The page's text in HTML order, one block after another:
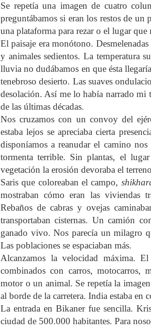
Se repetía una imagen de cuatro
preguntábamos si eran los restos de un
una plataforma para rezar o el lugar
El paisaje era monótono.
y animales sedientos. La temperatura
lluvia no dudábamos en que ésta
tenebroso desierto. Las suaves
desolación. Así me lo había narrado
de las últimas décadas.
Nos cruzamos con un convoy del
estaba lejos se apreciaba cierta
disponíamos a reanudar el camino
tormenta terrible. Sin plantas, el
vegetación la erosión devoraba el
Saris que coloreaban el campo,
mostraban cómo eran las viviendas
Rebaños de cabras y ovejas
transportaban cisternas. Un camión
ganado vivo. Nos parecía un milagro
Las poblaciones se espaciaban más.
Alcanzamos la velocidad máxima.
combinados con carros, motocarros,
motor o un animal. Se repetía la
al borde de la carretera. India estaba en
La entrada en Bikaner fue sencilla.
ciudad de 500.000 habitantes. Para